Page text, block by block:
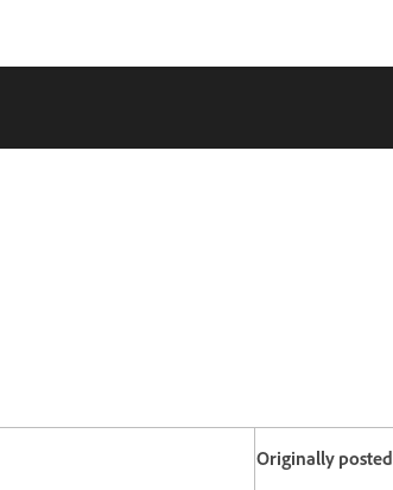
Originally posted